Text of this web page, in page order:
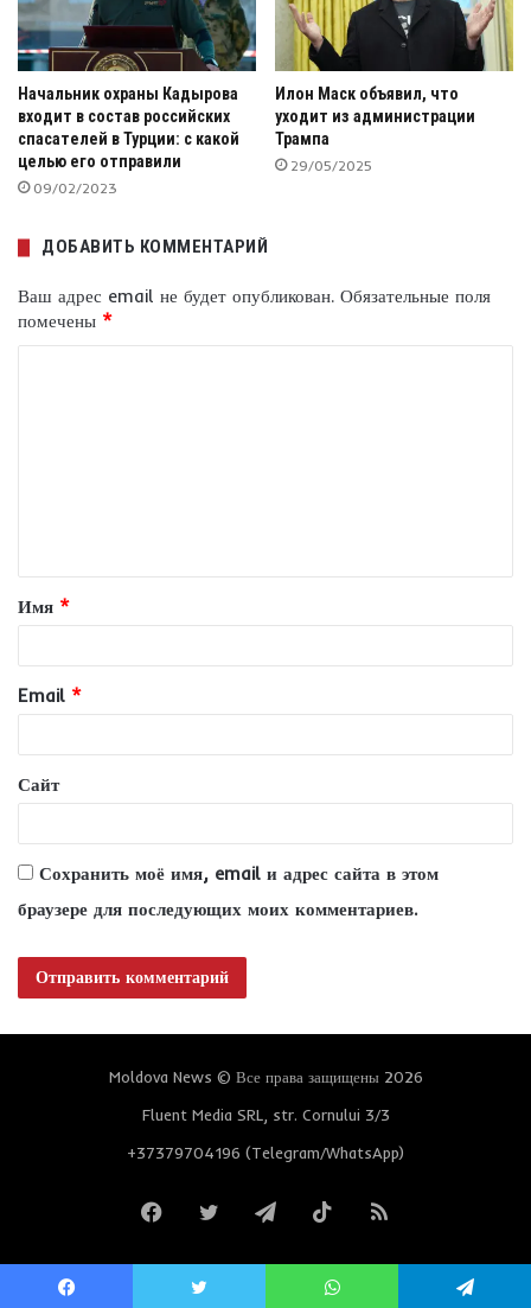
Начальник охраны Кадырова
входит в состав российских
спасателей в Турции: с какой
целью его отправили
09/02/2023
Илон Маск объявил, что
уходит из администрации
Трампа
29/05/2025
ДОБАВИТЬ КОММЕНТАРИЙ
Ваш адрес email не будет опубликован. Обязательные поля
помечены *
т
а
и
й
*
Имя *
Email *
Сайт
Сохранить моё имя, email и адрес сайта в этом
браузере для последующих моих комментариев.
Moldova News © Все права защищены 2026
Fluent Media SRL, str. Cornului 3/3
+37379704196 (Telegram/WhatsApp)
FacebookTwitterTelegramTikTokRSS